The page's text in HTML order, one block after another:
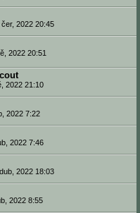
2022 20:45
2022 20:51
2022 21:10
2022 7:22
2022 7:46
2022 18:03
2022 8:55